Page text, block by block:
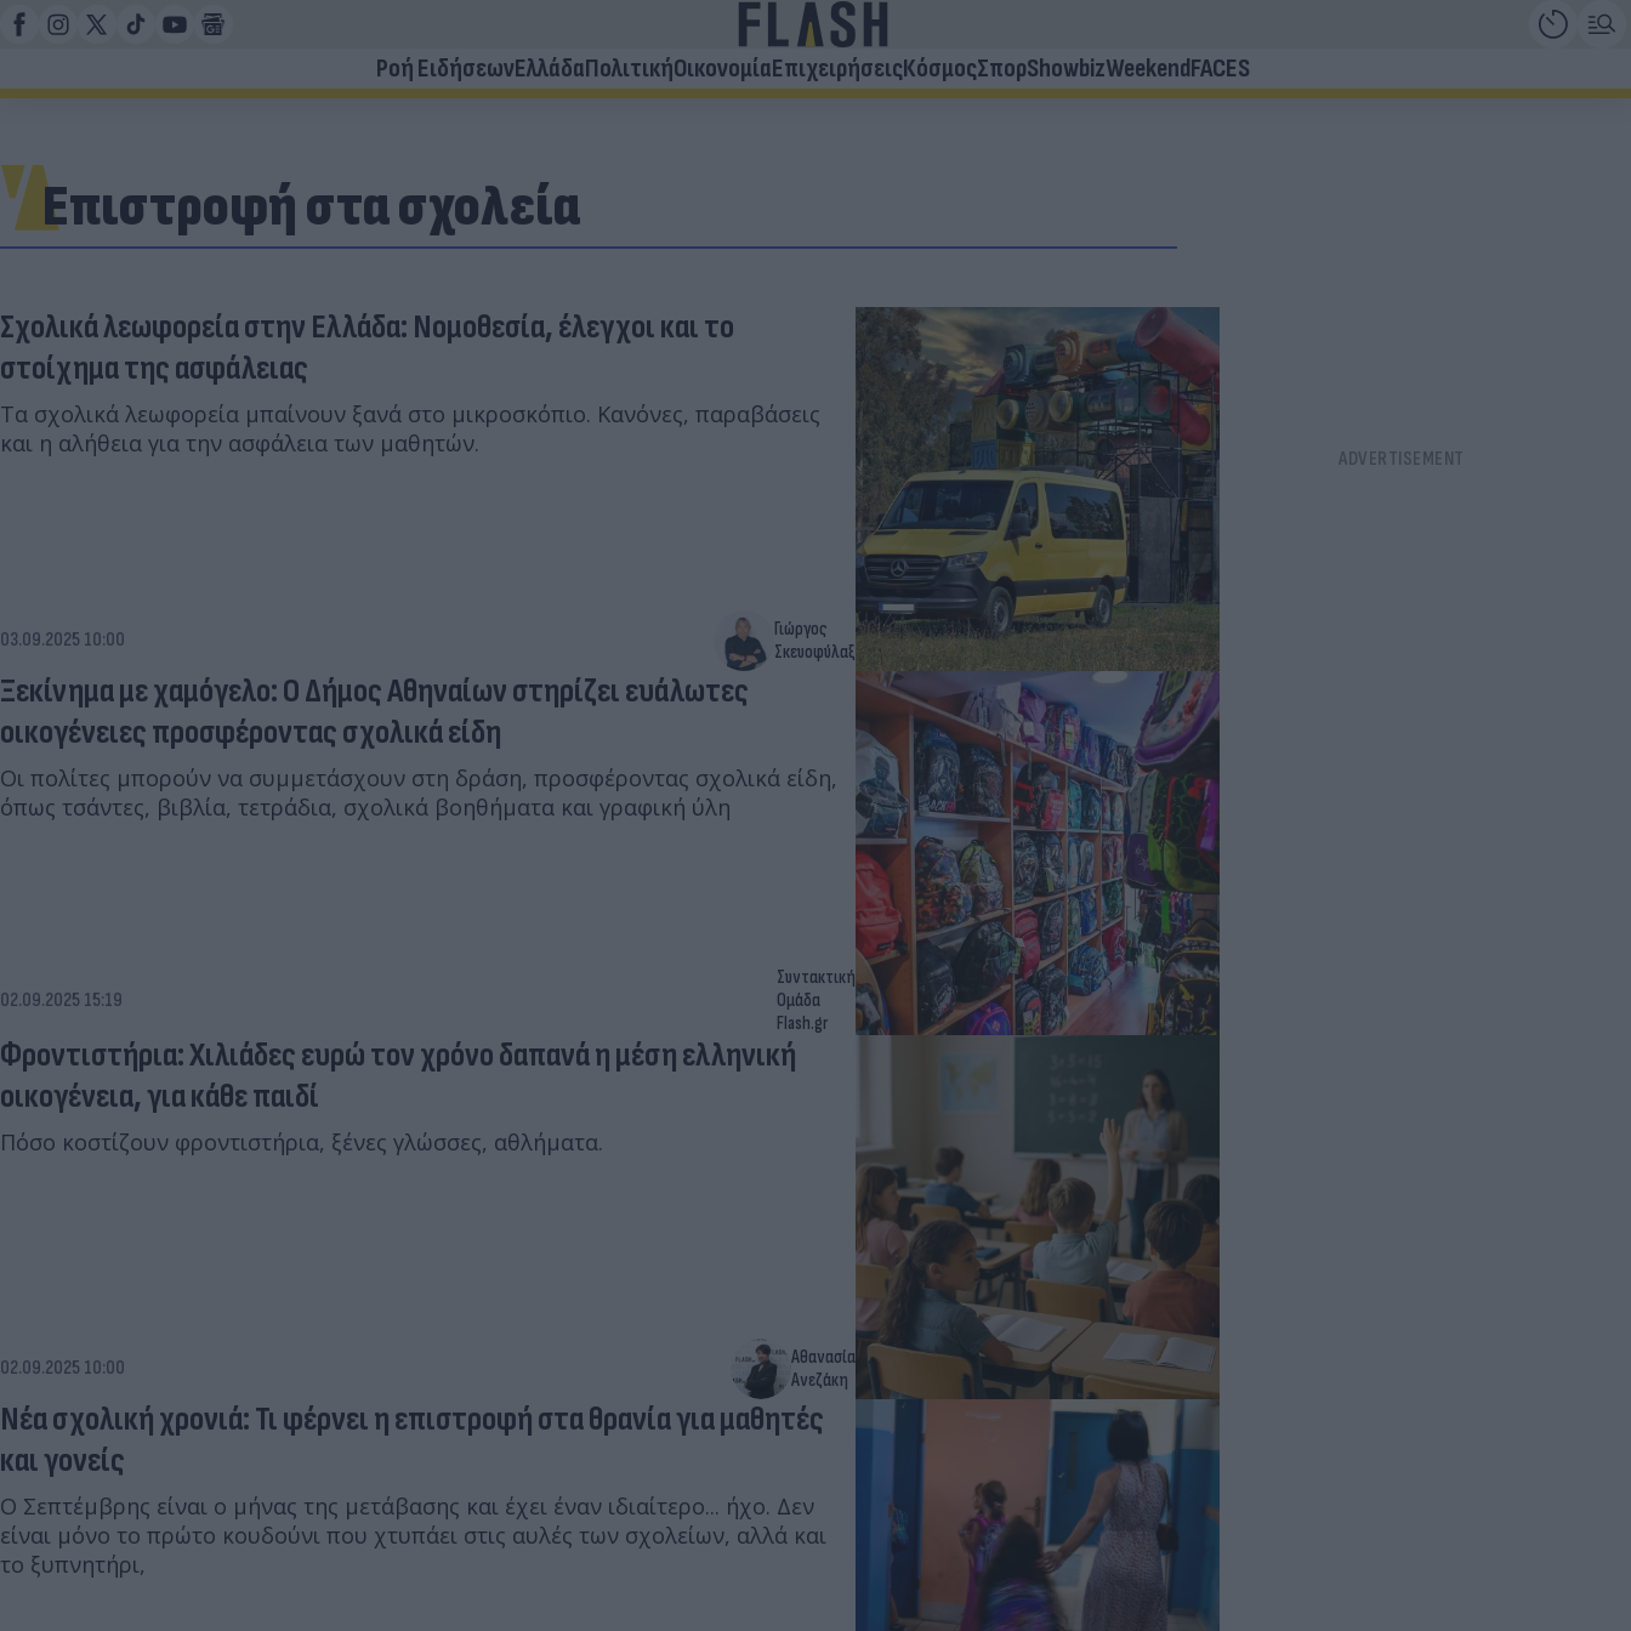
Ροή ΕιδήσεωνΕλλάδαΠολιτικήΟικονομίαΕπιχειρήσειςΚόσμοςΣπορShowbizWeekendFACES
Επιστροφή στα σχολεία
Σχολικά λεωφορεία στην Ελλάδα: Νομοθεσία, έλεγχοι και το
στοίχημα της ασφάλειας
Τα σχολικά λεωφορεία μπαίνουν ξανά στο μικροσκόπιο. Κανόνες, παραβάσεις
και η αλήθεια για την ασφάλεια των μαθητών.
03.09.2025 10:00
Γιώργος
Σκευοφύλαξ
Ξεκίνημα με χαμόγελο: Ο Δήμος Αθηναίων στηρίζει ευάλωτες
οικογένειες προσφέροντας σχολικά είδη
Οι πολίτες μπορούν να συμμετάσχουν στη δράση, προσφέροντας σχολικά είδη,
όπως τσάντες, βιβλία, τετράδια, σχολικά βοηθήματα και γραφική ύλη
02.09.2025 15:19
Συντακτική
Ομάδα
Flash.gr
Φροντιστήρια: Χιλιάδες ευρώ τον χρόνο δαπανά η μέση ελληνική
οικογένεια, για κάθε παιδί
Πόσο κοστίζουν φροντιστήρια, ξένες γλώσσες, αθλήματα.
02.09.2025 10:00
Αθανασία
Ανεζάκη
Νέα σχολική χρονιά: Τι φέρνει η επιστροφή στα θρανία για μαθητές
και γονείς
Ο Σεπτέμβρης είναι ο μήνας της μετάβασης και έχει έναν ιδιαίτερο... ήχο. Δεν
είναι μόνο το πρώτο κουδούνι που χτυπάει στις αυλές των σχολείων, αλλά και
το ξυπνητήρι,